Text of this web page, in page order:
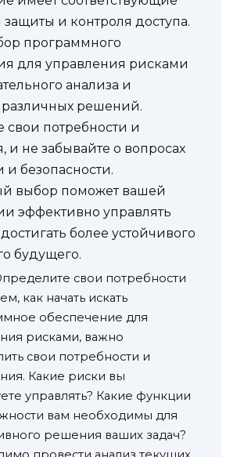
и контроля доступа.
программного
для управления рисками
анализа и
решений.
свои потребности и
и не забывайте о вопросах
безопасности.
выбор поможет вашей
эффективно управлять
более устойчивого
будущего.
свои потребности
как начать искать
обеспечение для
рисками, важно
свои потребности и
Какие риски вы
управлять? Какие функции
вам необходимы для
решения ваших задач?